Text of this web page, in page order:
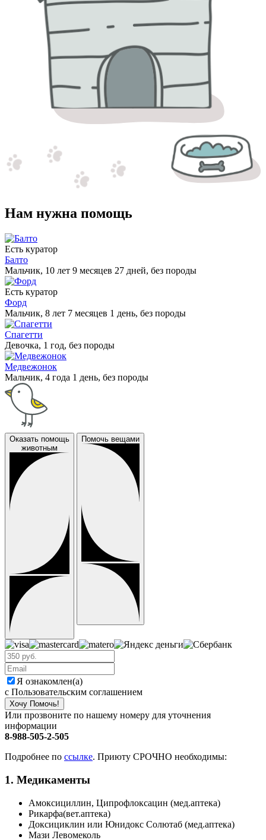
Нам нужна помощь
Есть куратор
Балто
Мальчик, 10 лет 9 месяцев 27 дней, без породы
Есть куратор
Форд
Мальчик, 8 лет 7 месяцев 1 день, без породы
Спагетти
Девочка, 1 год, без породы
Медвежонок
Мальчик, 4 года 1 день, без породы
Оказать помощь
животным
Помочь вещами
Я ознакомлен(а)
с Пользовательским соглашением
Хочу Помочь!
Или прозвоните по нашему номеру для уточнения
информации
8-988-505-2-505
Подробнее по ссылке. Приюту СРОЧНО необходимы:
1. Медикаменты
Амоксициллин, Ципрофлоксацин (мед.аптека)
Рикарфа(вет.аптека)
Доксициклин или Юнидокс Солютаб (мед.аптека)
Мази Левомеколь